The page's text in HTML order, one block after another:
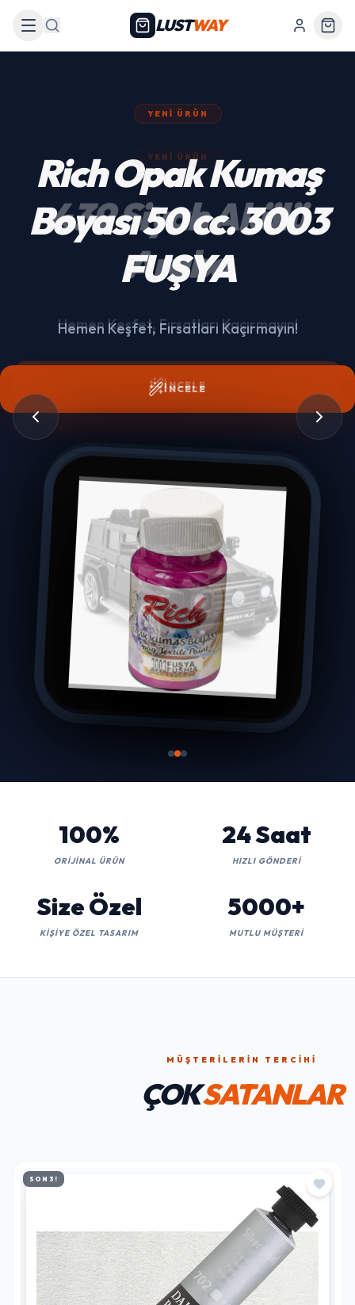
Arama LUSTWAY
439 Siyah Akülü
Araba
İNCELE
100%
ORIJINAL ÜRÜN
24 Saat
HIZLI GÖNDERI
Size Özel
KIŞIYE ÖZEL TASARIM
5000+
MUTLU MÜŞTERI
MÜŞTERILERIN TERCIHI
ÇOKSATANLAR
SON 3!